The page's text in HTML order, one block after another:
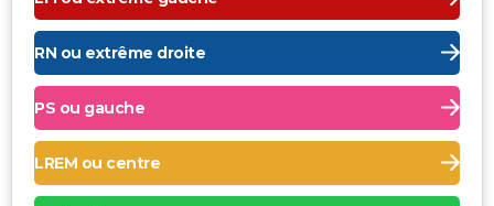
RN ou extrême droite
PS ou gauche
LREM ou centre